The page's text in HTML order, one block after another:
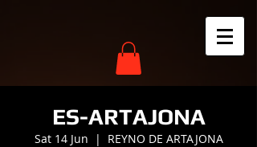
ES-ARTAJONA
Sat 14 Jun
  |
REYNO DE ARTAJONA